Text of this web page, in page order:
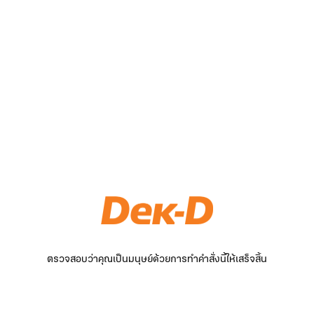
ตรวจสอบว่าคุณเป็นมนุษย์ด้วยการทำคำสั่งนี้ให้เสร็จสิ้น